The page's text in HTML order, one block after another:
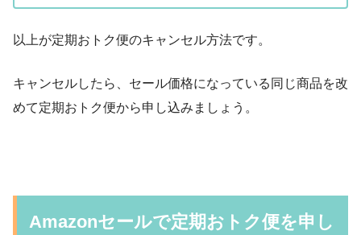
以上が定期おトク便のキャンセル方法です。
キャンセルしたら、セール価格になっている同じ商品を改
めて定期おトク便から申し込みましょう。
Amazonセールで定期おトク便を申し